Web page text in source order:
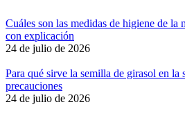
Cuáles son las medidas de higiene de la
con explicación
24 de julio de 2026
Para qué sirve la semilla de girasol en la
precauciones
24 de julio de 2026